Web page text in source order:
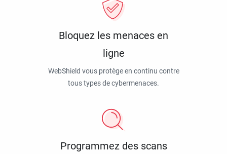
Bloquez les menaces en
ligne
WebShield vous protège en continu contre
tous types de cybermenaces.
Programmez des scans